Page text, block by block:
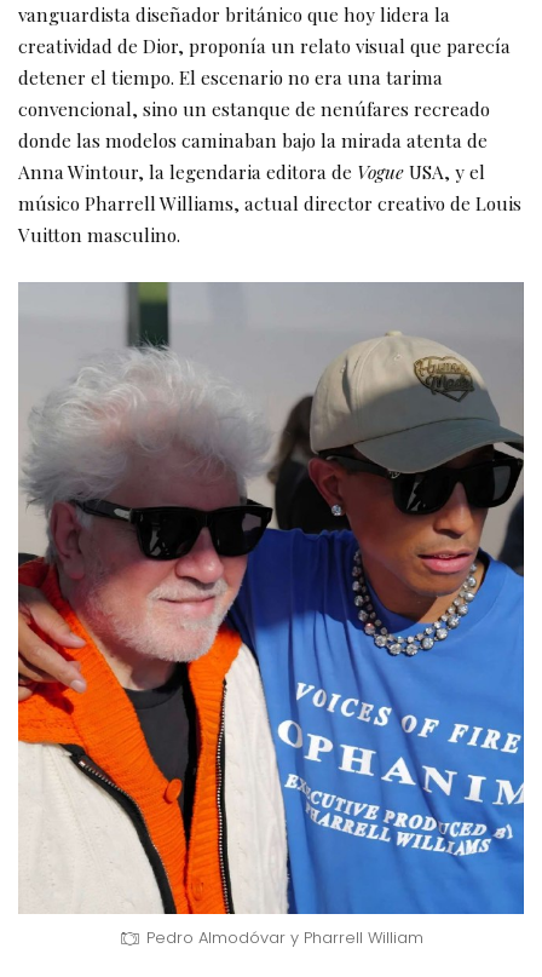
vanguardista diseñador británico que hoy lidera la
creatividad de Dior, proponía un relato visual que parecía
detener el tiempo. El escenario no era una tarima
convencional, sino un estanque de nenúfares recreado
donde las modelos caminaban bajo la mirada atenta de
Anna Wintour, la legendaria editora de VogueUSA, y el
músico Pharrell Williams, actual director creativo de Louis
Vuitton masculino.
Pedro Almodóvar y Pharrell William